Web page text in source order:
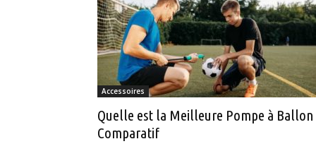
Accessoires
Quelle est la Meilleure Pompe à Ballon
Comparatif